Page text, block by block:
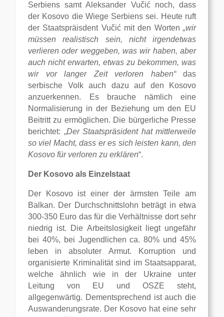
Serbiens samt Aleksander Vučić noch, dass
der Kosovo die Wiege Serbiens sei. Heute ruft
der Staatspräisdent Vučić mit den Worten „wir
müssen realistisch sein, nicht irgendetwas
verlieren oder weggeben, was wir haben, aber
auch nicht erwarten, etwas zu bekommen, was
wir vor langer Zeit verloren haben“ das
serbische Volk auch dazu auf den Kosovo
anzuerkennen. Es brauche nämlich eine
Normalisierung in der Beziehung um den EU
Beitritt zu ermöglichen. Die bürgerliche Presse
berichtet: „Der Staatspräsident hat mittlerweile
so viel Macht, dass er es sich leisten kann, den
Kosovo für verloren zu erklären“.
Der Kosovo als Einzelstaat
Der Kosovo ist einer der ärmsten Teile am
Balkan. Der Durchschnittslohn beträgt in etwa
300-350 Euro das für die Verhältnisse dort sehr
niedrig ist. Die Arbeitslosigkeit liegt ungefähr
bei 40%, bei Jugendlichen ca. 80% und 45%
leben in absoluter Armut. Korruption und
organisierte Kriminalität sind im Staatsapparat,
welche ähnlich wie in der Ukraine unter
Leitung von EU und OSZE steht,
allgegenwärtig. Dementsprechend ist auch die
Auswanderungsrate. Der Kosovo hat eine sehr